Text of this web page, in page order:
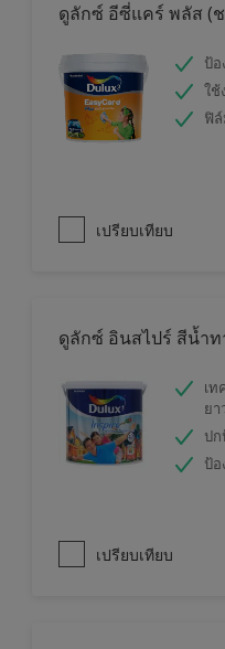
ดูลักซ์ อีซี่แคร์ พลัส (
ป้
ใช้
ฟิ
เปรียบเทียบ
ดูลักซ์ อินสไปร์ สีน้ำ
เ
ย
ป
ป้
เปรียบเทียบ